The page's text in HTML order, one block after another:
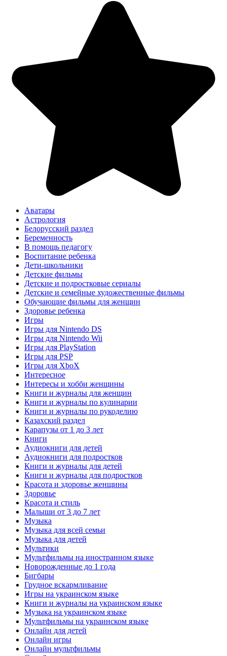
Аватары
Астрология
Белорусский раздел
Беременность
В помощь педагогу
Воспитание ребенка
Дети-школьники
Детские фильмы
Детские и подростковые сериалы
Детские и семейные художественные фильмы
Обучающие фильмы для женщин
Здоровье ребенка
Игры
Игры для Nintendo DS
Игры для Nintendo Wii
Игры для PlayStation
Игры для PSP
Игры для XboX
Интересное
Интересы и хобби женщины
Книги и журналы для женщин
Книги и журналы по кулинарии
Книги и журналы по рукоделию
Казахский раздел
Карапузы от 1 до 3 лет
Книги
Аудиокниги для детей
Аудиокниги для подростков
Книги и журналы для детей
Книги и журналы для подростков
Красота и здоровье женщины
Здоровье
Красота и стиль
Малыши от 3 до 7 лет
Музыка
Музыка для всей семьи
Музыка для детей
Мультики
Мультфильмы на иностранном языке
Новорожденные до 1 года
Бигбары
Грудное вскармливание
Игры на украинском языке
Книги и журналы на украинском языке
Музыка на украинском языке
Мультфильмы на украинском языке
Онлайн для детей
Онлайн игры
Онлайн мультфильмы